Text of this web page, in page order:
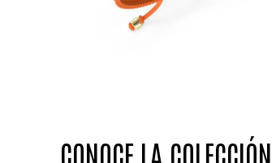
CONOCE LA COLECCIÓN